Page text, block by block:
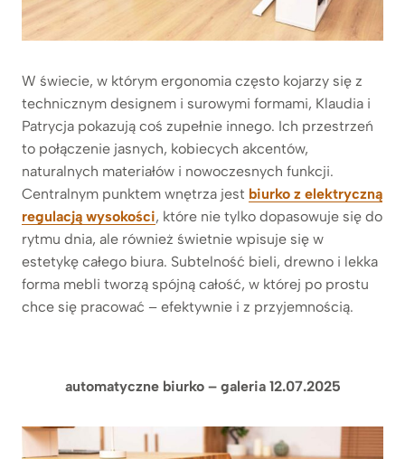
W świecie, w którym ergonomia często kojarzy się z
technicznym designem i surowymi formami, Klaudia i
Patrycja pokazują coś zupełnie innego. Ich przestrzeń
to połączenie jasnych, kobiecych akcentów,
naturalnych materiałów i nowoczesnych funkcji.
Centralnym punktem wnętrza jest biurko z elektryczną
regulacją wysokości, które nie tylko dopasowuje się do
rytmu dnia, ale również świetnie wpisuje się w
estetykę całego biura. Subtelność bieli, drewno i lekka
forma mebli tworzą spójną całość, w której po prostu
chce się pracować – efektywnie i z przyjemnością.
automatyczne biurko – galeria 12.07.2025